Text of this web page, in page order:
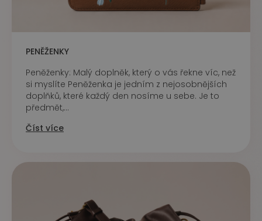
PENĚŽENKY
Peněženky: Malý doplněk, který o vás řekne víc, než
si myslíte Peněženka je jedním z nejosobnějších
doplňků, které každý den nosíme u sebe. Je to
předmět,...
Číst více